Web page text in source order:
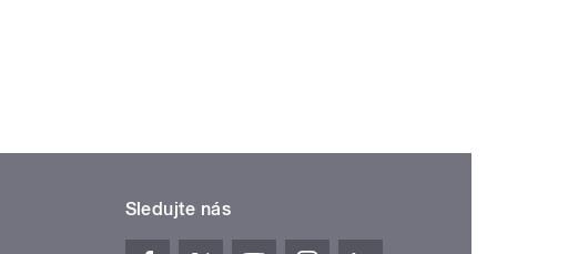
Sledujte nás